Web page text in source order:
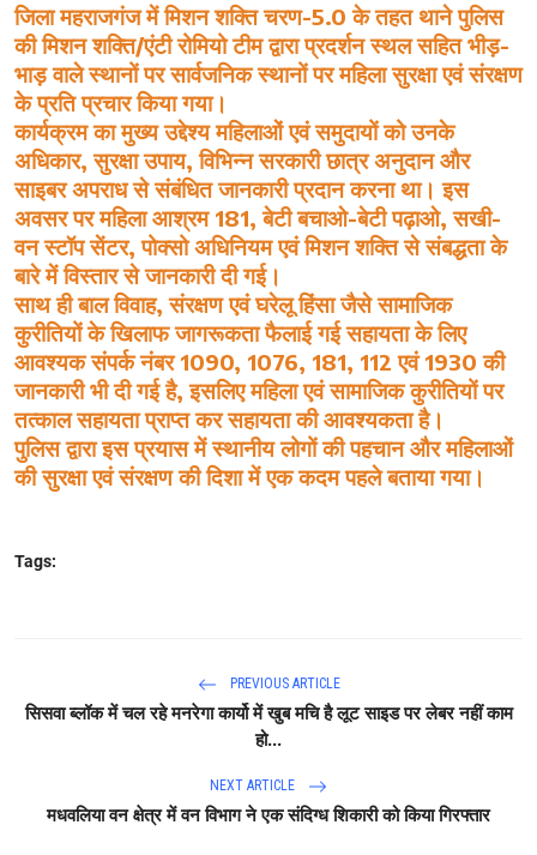
जिला महराजगंज में मिशन शक्ति चरण-5.0 के तहत थाने पुलिस
की मिशन शक्ति/एंटी रोमियो टीम द्वारा प्रदर्शन स्थल सहित भीड़-
भाड़ वाले स्थानों पर सार्वजनिक स्थानों पर महिला सुरक्षा एवं संरक्षण
के प्रति प्रचार किया गया।
कार्यक्रम का मुख्य उद्देश्य महिलाओं एवं समुदायों को उनके
अधिकार, सुरक्षा उपाय, विभिन्न सरकारी छात्र अनुदान और
साइबर अपराध से संबंधित जानकारी प्रदान करना था। इस
अवसर पर महिला आश्रम 181, बेटी बचाओ-बेटी पढ़ाओ, सखी-
वन स्टॉप सेंटर, पोक्सो अधिनियम एवं मिशन शक्ति से संबद्धता के
बारे में विस्तार से जानकारी दी गई।
साथ ही बाल विवाह, संरक्षण एवं घरेलू हिंसा जैसे सामाजिक
कुरीतियों के खिलाफ जागरूकता फैलाई गई सहायता के लिए
आवश्यक संपर्क नंबर 1090, 1076, 181, 112 एवं 1930 की
जानकारी भी दी गई है, इसलिए महिला एवं सामाजिक कुरीतियों पर
तत्काल सहायता प्राप्त कर सहायता की आवश्यकता है।
पुलिस द्वारा इस प्रयास में स्थानीय लोगों की पहचान और महिलाओं
की सुरक्षा एवं संरक्षण की दिशा में एक कदम पहले बताया गया।
Tags:
PREVIOUS ARTICLE
सिसवा ब्लॉक में चल रहे मनरेगा कार्यो में खुब मचि है लूट साइड पर लेबर नहीं काम
हो...
NEXT ARTICLE
मधवलिया वन क्षेत्र में वन विभाग ने एक संदिग्ध शिकारी को किया गिरफ्तार